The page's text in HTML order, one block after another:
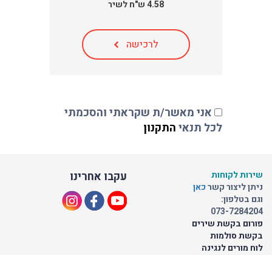
לרכישה
אני מאשר/ת שקראתי והסכמתי
לכל תנאיהתקנון
עקבו אחרינו
קשרכאן
073-
שירים
לנגינה